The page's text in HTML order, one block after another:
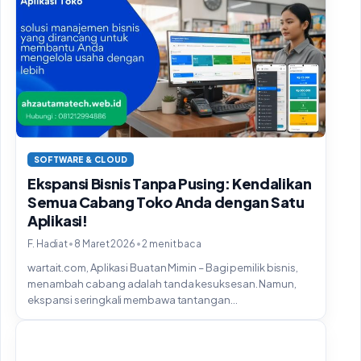
SOFTWARE & CLOUD
Ekspansi Bisnis Tanpa Pusing: Kendalikan
Semua Cabang Toko Anda dengan Satu
Aplikasi!
F. Hadiat• 8 Maret 2026 •2 menit baca
wartait.com, Aplikasi Buatan Mimin – Bagi pemilik bisnis,
menambah cabang adalah tanda kesuksesan. Namun,
ekspansi seringkali membawa tantangan...